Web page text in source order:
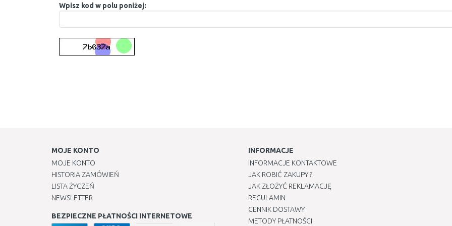
Wpisz kod w polu poniżej:
MOJE KONTO
MOJE KONTO
HISTORIA ZAMÓWIEŃ
LISTA ŻYCZEŃ
NEWSLETTER
BEZPIECZNE PŁATNOŚCI INTERNETOWE
INFORMACJE
INFORMACJE KONTAKTOWE
JAK ROBIĆ ZAKUPY ?
JAK ZŁOŻYĆ REKLAMACJĘ
REGULAMIN
CENNIK DOSTAWY
METODY PŁATNOŚCI